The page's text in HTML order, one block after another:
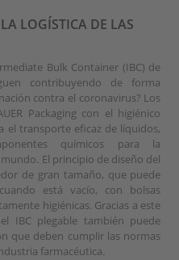
LOGÍSTICA DE LAS
Bulk Container (IBC) de
contribuyendo de forma
contra el coronavirus? Los
Packaging con el higiénico
el transporte eficaz de líquidos,
químicos para la
El principio de diseño del
de gran tamaño, que puede
está vacío, con bolsas
higiénicas. Gracias a este
IBC plegable también puede
que deben cumplir las normas
farmacéutica.